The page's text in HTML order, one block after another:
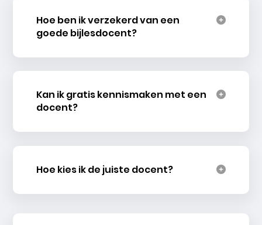
Hoe ben ik verzekerd van een
goede bijlesdocent?
Kan ik gratis kennismaken met een
docent?
Hoe kies ik de juiste docent?